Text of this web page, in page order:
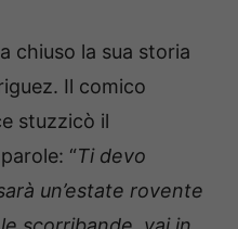
chiuso la sua storia
Il comico
stuzzicò il
“Ti devo
un’estate rovente